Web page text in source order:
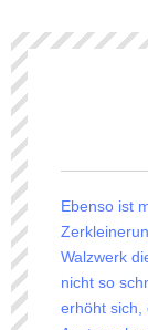
Ebenso ist
Walzwerk
nicht so
erhöht sich,